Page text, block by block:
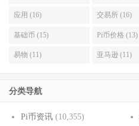
应用 (16) 交易所 (16)
基础币 (15) Pi币价格 (13)
易物 (11) 亚马逊 (11)
分类导航
Pi币资讯 (10,355)